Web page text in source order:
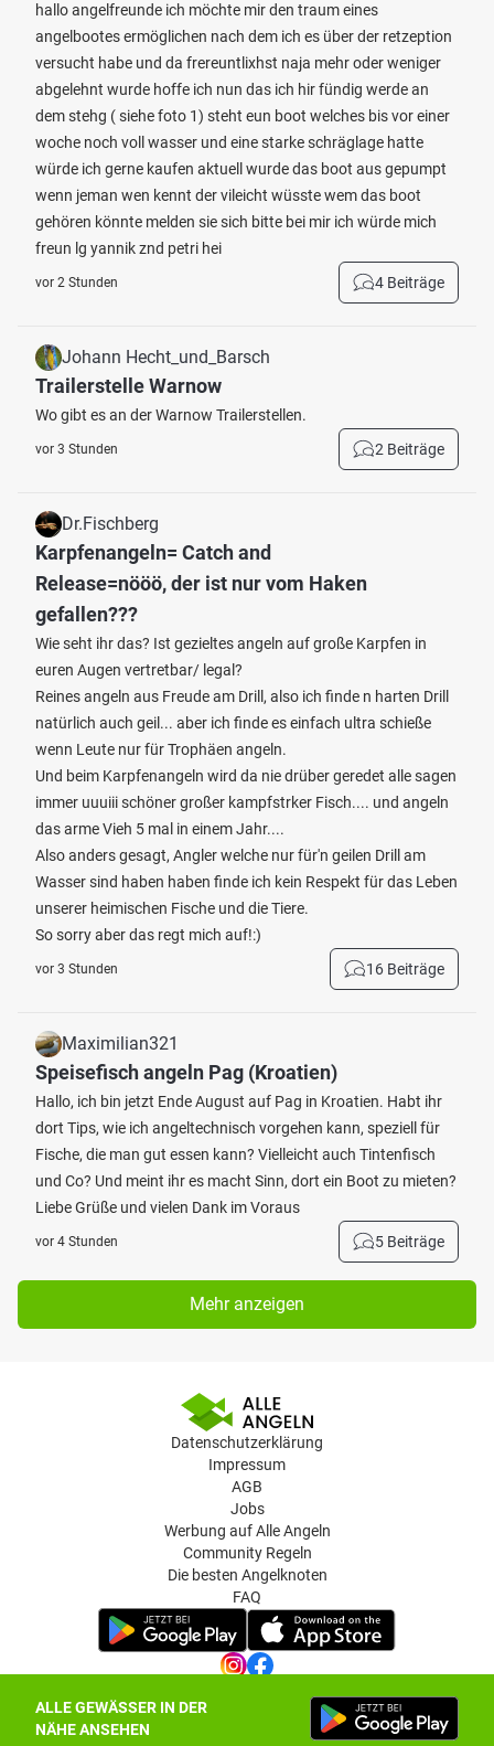
ALLE GEWÄSSER IN DER
NÄHE ANSEHEN
hallo angelfreunde ich möchte mir den traum eines
angelbootes ermöglichen nach dem ich es über der retzeption
versucht habe und da frereuntlixhst naja mehr oder weniger
abgelehnt wurde hoffe ich nun das ich hir fündig werde an
dem stehg ( siehe foto 1) steht eun boot welches bis vor einer
woche noch voll wasser und eine starke schräglage hatte
würde ich gerne kaufen aktuell wurde das boot aus gepumpt
wenn jeman wen kennt der vileicht wüsste wem das boot
gehören könnte melden sie sich bitte bei mir ich würde mich
freun lg yannik znd petri hei
vor 2 Stunden 4 Beiträge
Johann Hecht_und_Barsch
Trailerstelle Warnow
Wo gibt es an der Warnow Trailerstellen.
vor 3 Stunden 2 Beiträge
Dr.Fischberg
Karpfenangeln= Catch and
Release=nööö, der ist nur vom Haken
gefallen???
Wie seht ihr das? Ist gezieltes angeln auf große Karpfen in
euren Augen vertretbar/ legal?
Reines angeln aus Freude am Drill, also ich finde n harten Drill
natürlich auch geil... aber ich finde es einfach ultra schieße
wenn Leute nur für Trophäen angeln.
Und beim Karpfenangeln wird da nie drüber geredet alle sagen
immer uuuiii schöner großer kampfstrker Fisch.... und angeln
das arme Vieh 5 mal in einem Jahr....
Also anders gesagt, Angler welche nur für'n geilen Drill am
Wasser sind haben haben finde ich kein Respekt für das Leben
unserer heimischen Fische und die Tiere.
So sorry aber das regt mich auf!:)
vor 3 Stunden 16 Beiträge
Maximilian321
Speisefisch angeln Pag (Kroatien)
Hallo, ich bin jetzt Ende August auf Pag in Kroatien. Habt ihr
dort Tips, wie ich angeltechnisch vorgehen kann, speziell für
Fische, die man gut essen kann? Vielleicht auch Tintenfisch
und Co? Und meint ihr es macht Sinn, dort ein Boot zu mieten?
Liebe Grüße und vielen Dank im Voraus
vor 4 Stunden 5 Beiträge
Mehr anzeigen
Datenschutzerklärung
Impressum
AGB
Jobs
Werbung auf Alle Angeln
Community Regeln
Die besten Angelknoten
FAQ
Datenschutz-Einstellungen